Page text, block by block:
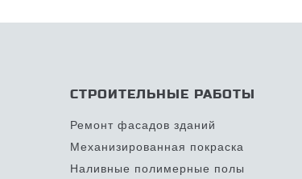
СТРОИТЕЛЬНЫЕ РАБОТЫ
Ремонт фасадов зданий
Механизированная покраска
Наливные полимерные полы